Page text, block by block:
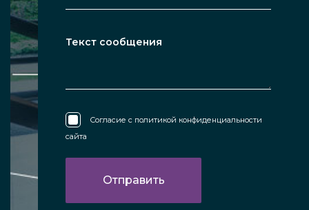
Согласие с политикой конфиденциальности
сайта